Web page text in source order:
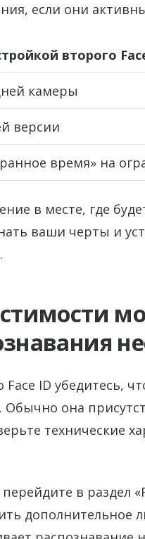
если они
второго
камеры
версии
время» на
в месте, где
ваши черты и
ID убедитесь,
она
технические
в раздел
дополнительное